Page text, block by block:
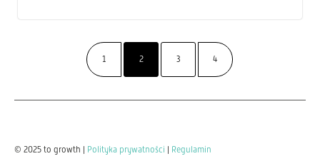
1 2 3 4
© 2025 to growth | Polityka prywatności | Regulamin